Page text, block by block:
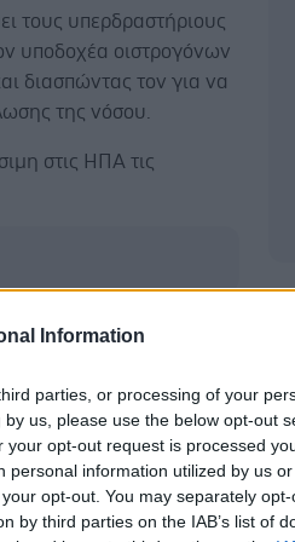
Information
parties, or processing of your
us, please use the below opt-out
opt-out request is processed
information utilized by us
opt-out. You may separately
by third parties on the IAB’s list of
τους υπερδραστήριους
υποδοχέα οιστρογόνων
διασπώντας τον για να
της νόσου.
στις ΗΠΑ τις
για τοξικότητα
πέρασαν κατά
καρκίνου σε
μια φορά την ήμερα